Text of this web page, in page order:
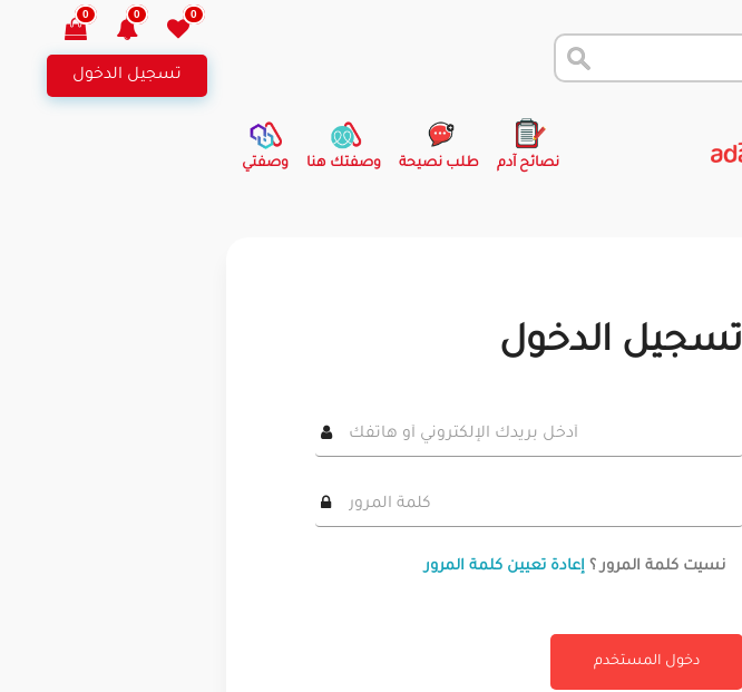
0
0
0
تسجيل الدخول
نصائح آدم طلب نصيحة وصفتك هنا وصفتي
تسجيل الدخول
نسيت كلمة المرور ؟ إعادة تعيين كلمة المرور